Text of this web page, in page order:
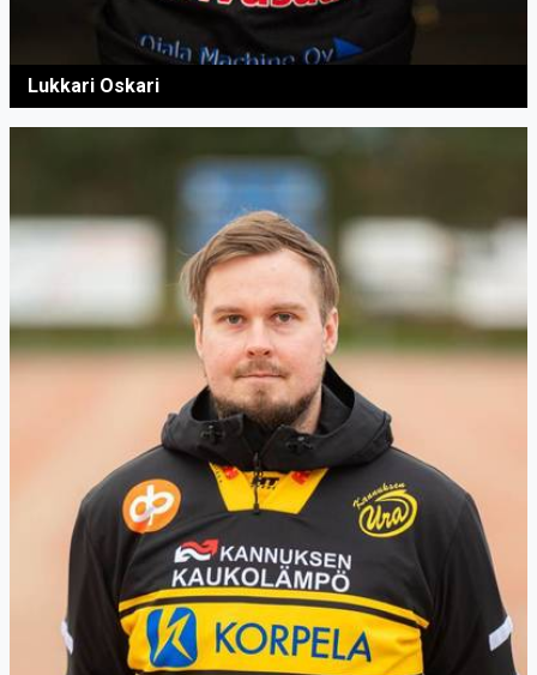
Lukkari Oskari